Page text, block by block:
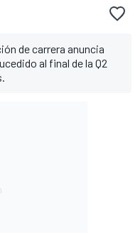
de carrera anuncia
al final de la Q2